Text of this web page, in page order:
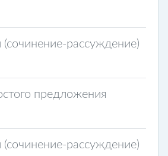
(сочинение-рассуждение)
предложения
(сочинение-рассуждение)